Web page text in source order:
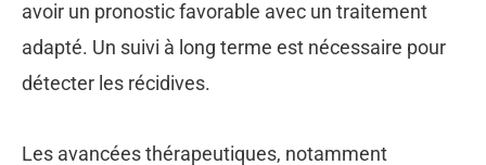
avoir un pronostic favorable avec un traitement
adapté. Un suivi à long terme est nécessaire pour
détecter les récidives.
Les avancées thérapeutiques, notamment